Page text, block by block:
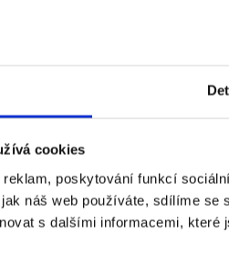
cookies
reklam, poskytování funkcí
náš web používáte, sdílíme
s dalšími informacemi,
Z dostupných informací